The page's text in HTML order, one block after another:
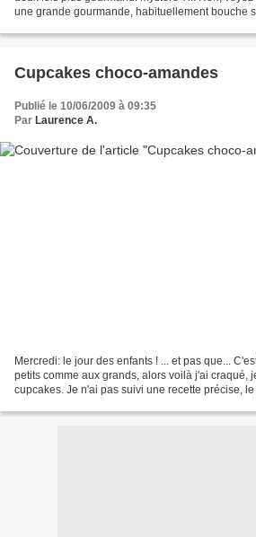
une grande gourmande, habituellement bouche
Cupcakes choco-amandes
Publié le 10/06/2009 à 09:35
Par Laurence A.
Mercredi: le jour des enfants ! ... et pas que...
petits comme aux grands, alors voilà j'ai craqué,
cupcakes. Je n'ai pas suivi une recette précise,